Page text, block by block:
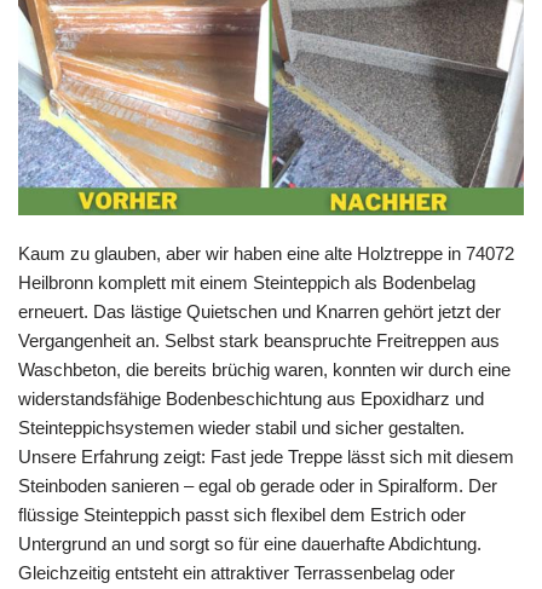
Kaum zu glauben, aber wir haben eine alte Holztreppe in 74072
Heilbronn komplett mit einem Steinteppich als Bodenbelag
erneuert. Das lästige Quietschen und Knarren gehört jetzt der
Vergangenheit an. Selbst stark beanspruchte Freitreppen aus
Waschbeton, die bereits brüchig waren, konnten wir durch eine
widerstandsfähige Bodenbeschichtung aus Epoxidharz und
Steinteppichsystemen wieder stabil und sicher gestalten.
Unsere Erfahrung zeigt: Fast jede Treppe lässt sich mit diesem
Steinboden sanieren – egal ob gerade oder in Spiralform. Der
flüssige Steinteppich passt sich flexibel dem Estrich oder
Untergrund an und sorgt so für eine dauerhafte Abdichtung.
Gleichzeitig entsteht ein attraktiver Terrassenbelag oder